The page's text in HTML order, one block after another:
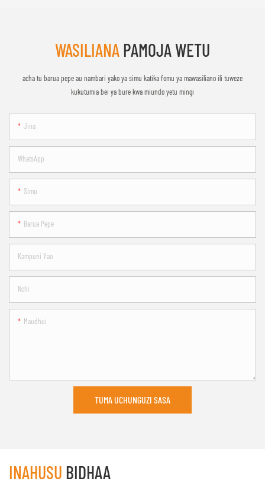
WASILIANAPAMOJA WETU
acha tu barua pepe au nambari yako ya simu katika fomu ya mawasiliano ili tuweze
kukutumia bei ya bure kwa miundo yetu mingi
Jina
WhatsApp
Simu
Barua Pepe
Kampuni Yao
Nchi
Maudhui
TUMA UCHUNGUZI SASA
INAHUSU BIDHAA